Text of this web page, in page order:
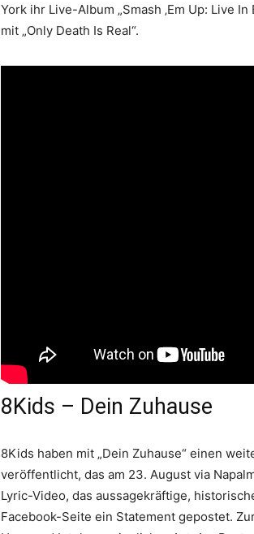
York ihr Live-Album „Smash ‚Em Up: Live
mit „Only Death Is Real“.
8Kids – Dein Zuhause
8Kids haben mit „Dein Zuhause“ einen
veröffentlicht, das am 23. August via
Lyric-Video, das aussagekräftige,
Facebook-Seite ein Statement gepostet.